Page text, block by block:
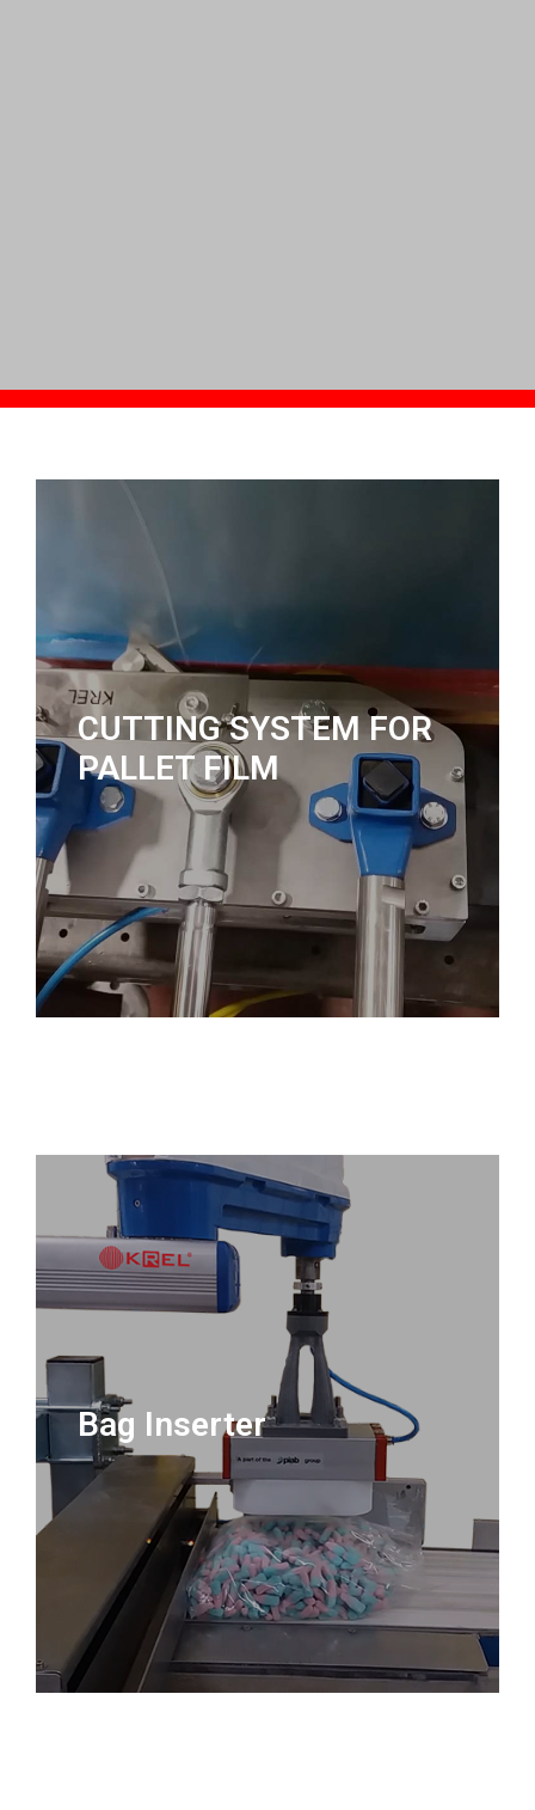
CUTTING SYSTEM FOR
PALLET FILM
Bag Inserter